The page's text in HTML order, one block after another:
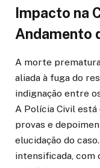
Impacto na
Andamento
A morte
aliada à fuga do
indignação entre
A Polícia Civil está
provas e
elucidação do
intensificada, com